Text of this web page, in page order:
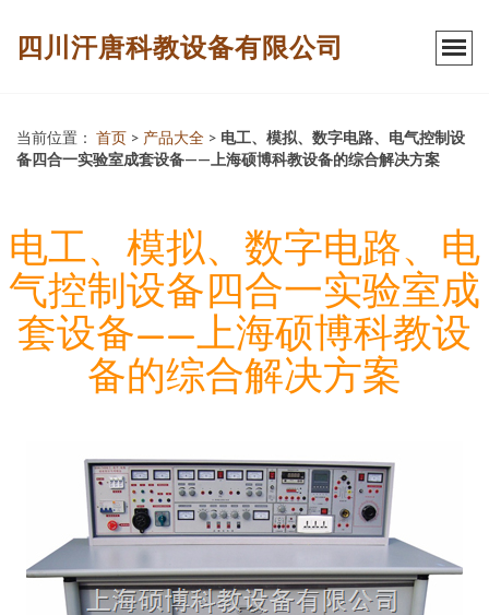
四川汗唐科教设备有限公司
当前位置： 首页 > 产品大全 > 电工、模拟、数字电路、电气控制设
备四合一实验室成套设备——上海硕博科教设备的综合解决方案
电工、模拟、数字电路、电
气控制设备四合一实验室成
套设备——上海硕博科教设
备的综合解决方案